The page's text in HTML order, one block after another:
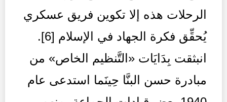
الرحلات هذه إلا تكوين فريق عسكري
يُحقِّق فكرة الجهاد في الإسلام [6].
انبثقت بِدَايَات «التَّنظيم الخاص» من
مبادرة حسن البنَّا حِينَما استدعى عام